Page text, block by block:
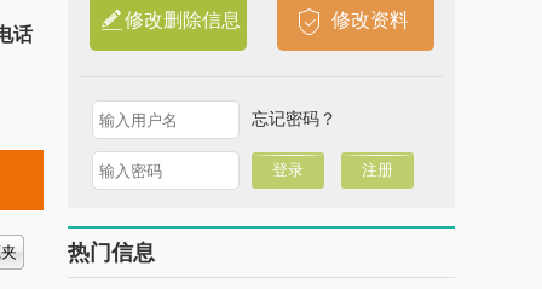
话
修改删除信息 修改资料
忘记密码？
热门信息